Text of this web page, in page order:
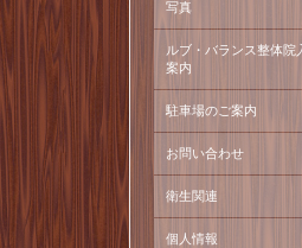
写真
ルブ・バランス整体院
案内
駐車場のご案内
お問い合わせ
衛生関連
個人情報